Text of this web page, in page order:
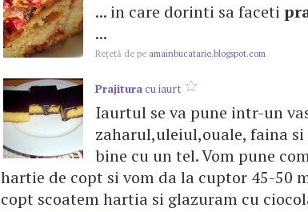
... in care dorinti sa faceti
...
Reţetă de pe amainbucatarie.blogspot.com
Prajituracu iaurt
Iaurtul se va pune intr-un
zaharul,uleiul,ouale, faina
bine cu un tel. Vom pune
hartie de copt si vom da la cuptor 45-50
copt scoatem hartia si glazuram cu